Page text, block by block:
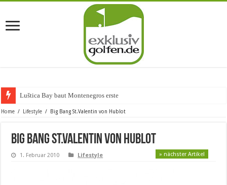
Luštica Bay baut Montenegros erste Golf-Com
Home / Lifestyle / Big Bang St.Valentin von Hublot
Big Bang St.Valentin von Hublot
1. Februar 2010 Lifestyle » nächster Artikel